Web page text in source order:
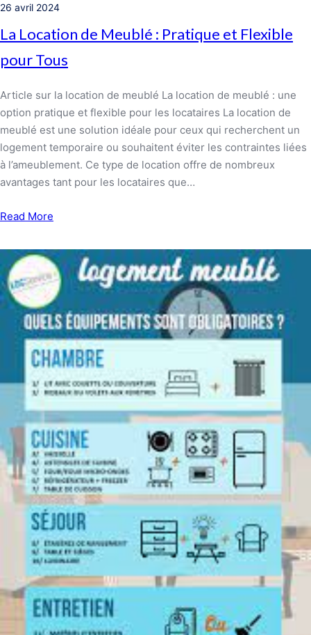
26 avril 2024
La Location de Meublé : Pratique et Flexible
pour Tous
Article sur la location de meublé La location de meublé : une
option pratique et flexible pour les locataires La location de
meublé est une solution idéale pour ceux qui recherchent un
logement temporaire ou souhaitent éviter les contraintes liées
à l’ameublement. Ce type de location offre de nombreux
avantages tant pour les locataires que…
Read More